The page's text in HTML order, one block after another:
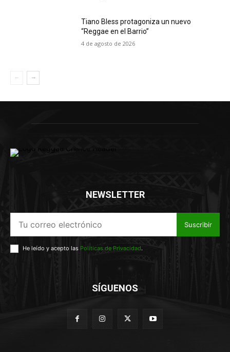
Tiano Bless protagoniza un nuevo
“Reggae en el Barrio”
4 de agosto de 2026
NEWSLETTER
Suscribir
He leído y acepto las Políticas de Privacidad.
SÍGUENOS